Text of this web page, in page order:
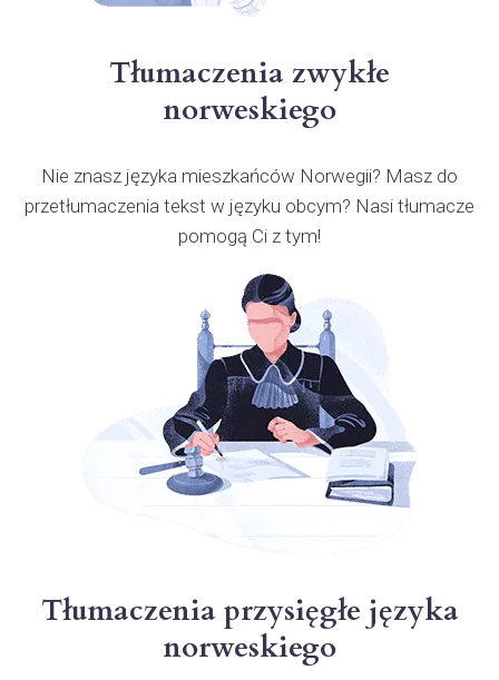
Tłumaczenia zwykłe
norweskiego
Nie znasz języka mieszkańców Norwegii? Masz do
przetłumaczenia tekst w języku obcym? Nasi tłumacze
pomogą Ci z tym!
Tłumaczenia przysięgłe języka
norweskiego